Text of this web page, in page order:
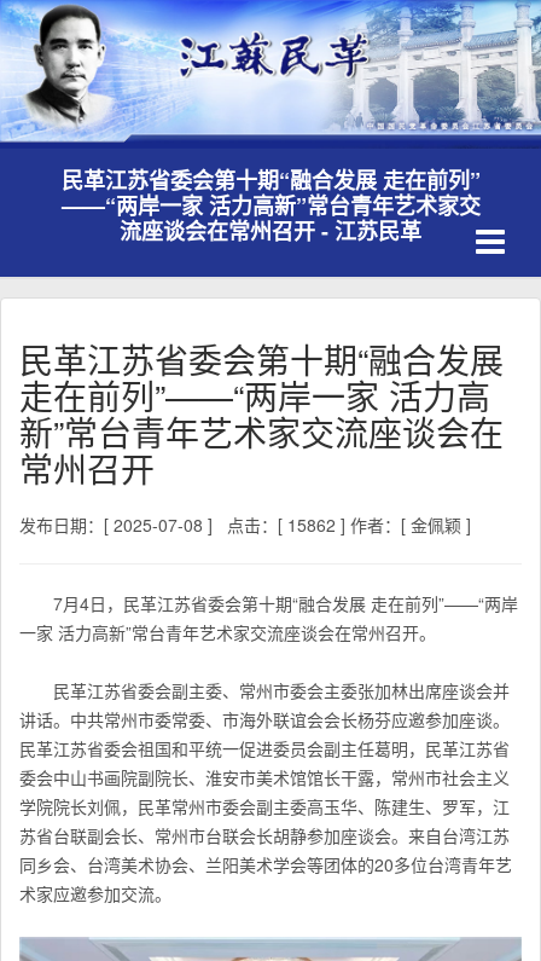
民革江苏省委会第十期“融合发展 走在前列”
——“两岸一家 活力高新”常台青年艺术家交
流座谈会在常州召开 - 江苏民革
Toggle
民革江苏省委会第十期“融合发展
走在前列”——“两岸一家 活力高
新”常台青年艺术家交流座谈会在
常州召开
发布日期：[ 2025-07-08 ] 点击：[ 15862 ] 作者：[ 金佩颖 ]
7月4日，民革江苏省委会第十期“融合发展 走在前列”——“两岸
一家 活力高新”常台青年艺术家交流座谈会在常州召开。
民革江苏省委会副主委、常州市委会主委张加林出席座谈会并
讲话。中共常州市委常委、市海外联谊会会长杨芬应邀参加座谈。
民革江苏省委会祖国和平统一促进委员会副主任葛明，民革江苏省
委会中山书画院副院长、淮安市美术馆馆长干露，常州市社会主义
学院院长刘佩，民革常州市委会副主委高玉华、陈建生、罗军，江
苏省台联副会长、常州市台联会长胡静参加座谈会。来自台湾江苏
同乡会、台湾美术协会、兰阳美术学会等团体的20多位台湾青年艺
术家应邀参加交流。